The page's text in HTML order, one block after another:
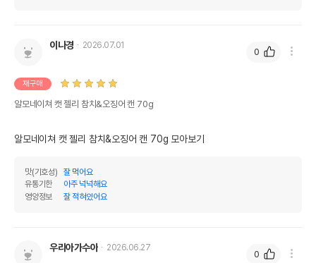
이나경 2026.07.01
재구매
알모네이쳐 캣 젤리 참치&오징어 캔 70g
알모네이쳐 캣 젤리 참치&오징어 캔 70g 모아보기
맛(기호성)
잘 먹어요
유통기한
아주 넉넉해요
영양정보
잘 적혀있어요
0
우리아가수아 2026.06.27
0